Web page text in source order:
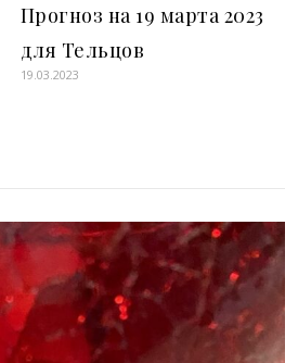
Прогноз на 19 марта 2023
для Тельцов
19.03.2023